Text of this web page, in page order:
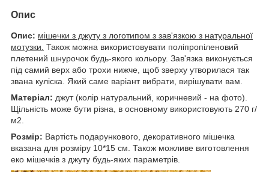
Опис
Опис: мішечки з джуту з логотипом з зав'язкою з натуральної
мотузки. Також можна використовувати поліпропіленовий
плетений шнурочок будь-якого кольору. Зав'язка виконується
під самий верх або трохи нижче, щоб зверху утворилася так
звана куліска. Який саме варіант вибрати, вирішувати вам.
Матеріал: джут (колір натуральний, коричневий - на фото).
Щільність може бути різна, в основному використовують 270 г/
м2.
Розмір: Вартість подарункового, декоративного мішечка
вказана для розміру 10*15 см. Також можливе виготовлення
еко мішечків з джуту будь-яких параметрів.